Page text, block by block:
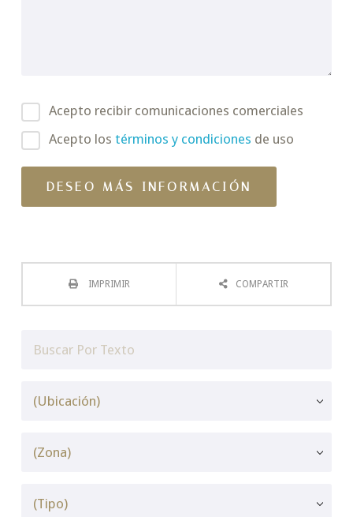
Acepto recibir comunicaciones comerciales
Acepto los términos y condiciones de uso
IMPRIMIR COMPARTIR